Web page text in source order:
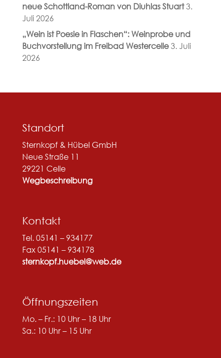
neue Schottland-Roman von Diuhlas Stuart 3.
Juli 2026
„Wein ist Poesie in Flaschen“: Weinprobe und
Buchvorstellung im Freibad Westercelle 3. Juli
2026
Standort
Sternkopf & Hübel GmbH
Neue Straße 11
29221 Celle
Wegbeschreibung
Kontakt
Tel. 05141 – 934177
Fax 05141 – 934178
sternkopf.huebel@web.de
Öffnungszeiten
Mo. – Fr.: 10 Uhr – 18 Uhr
Sa.: 10 Uhr – 15 Uhr